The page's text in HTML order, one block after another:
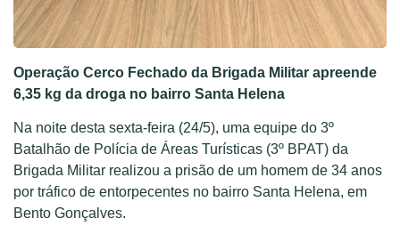
Operação Cerco Fechado da Brigada Militar apreende
6,35 kg da droga no bairro Santa Helena
Na noite desta sexta-feira (24/5), uma equipe do 3º
Batalhão de Polícia de Áreas Turísticas (3º BPAT) da
Brigada Militar realizou a prisão de um homem de 34 anos
por tráfico de entorpecentes no bairro Santa Helena, em
Bento Gonçalves.